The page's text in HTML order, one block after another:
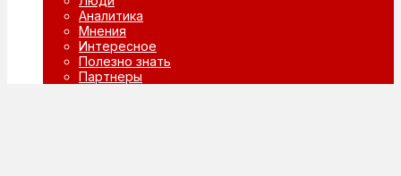
Аналитика
Мнения
Интересное
Полезно знать
Партнеры